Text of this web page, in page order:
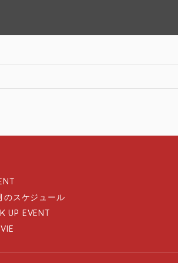
のスケジュール
UP EVENT